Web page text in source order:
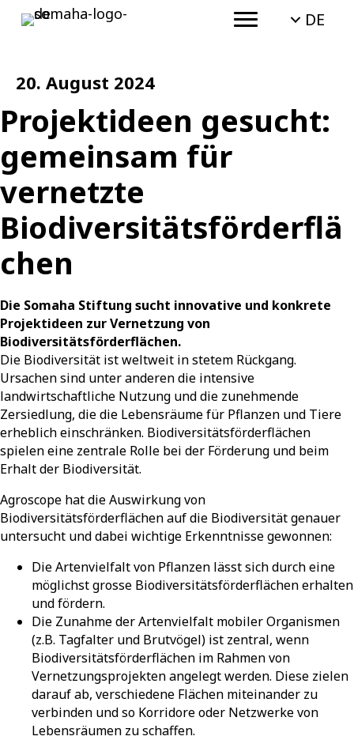
DE
20. August 2024
Projektideen gesucht:
gemeinsam für
vernetzte
Biodiversitätsförderflä
chen
Die Somaha Stiftung sucht innovative und konkrete
Projektideen zur Vernetzung von
Biodiversitätsförderflächen.
Die Biodiversität ist weltweit in stetem Rückgang.
Ursachen sind unter anderen die intensive
landwirtschaftliche Nutzung und die zunehmende
Zersiedlung, die die Lebensräume für Pflanzen und Tiere
erheblich einschränken. Biodiversitätsförderflächen
spielen eine zentrale Rolle bei der Förderung und beim
Erhalt der Biodiversität.
Agroscope hat die Auswirkung von
Biodiversitätsförderflächen auf die Biodiversität genauer
untersucht und dabei wichtige Erkenntnisse gewonnen:
Die Artenvielfalt von Pflanzen lässt sich durch eine
möglichst grosse Biodiversitätsförderflächen erhalten
und fördern.
Die Zunahme der Artenvielfalt mobiler Organismen
(z.B. Tagfalter und Brutvögel) ist zentral, wenn
Biodiversitätsförderflächen im Rahmen von
Vernetzungsprojekten angelegt werden. Diese zielen
darauf ab, verschiedene Flächen miteinander zu
verbinden und so Korridore oder Netzwerke von
Lebensräumen zu schaffen.